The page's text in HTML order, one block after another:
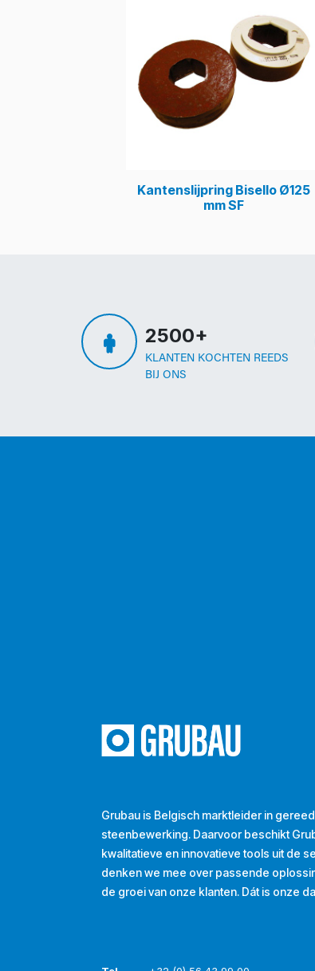
Kantenslijpring Bisello Ø125
mm SF
2500+
KLANTEN KOCHTEN REEDS
BIJ ONS
Grubau is Belgisch marktleider in
steenbewerking. Daarvoor beschikt
kwalitatieve en innovatieve tools uit de
denken we mee over passende
de groei van onze klanten. Dát is onze